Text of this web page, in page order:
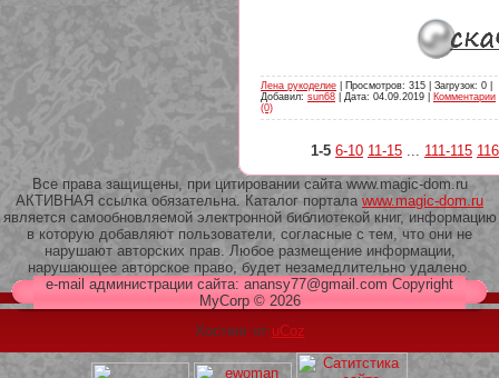
Лена рукоделие | Просмотров: 315 | Загрузок: 0 |
Добавил: sun68 | Дата: 04.09.2019
Комментарии
(0)
1-5 6-10 11-15 ... 111-115
Все права защищены, при цитировании сайта www.magic-dom.ru
АКТИВНАЯ ссылка обязательна. Каталог портала www.magic-dom.ru
является самообновляемой электронной библиотекой книг, информацию
в которую добавляют пользователи, согласные с тем, что они не
нарушают авторских прав. Любое размещение информации,
нарушающее авторское право, будет незамедлительно удалено.
e-mail администрации сайта: anansy77@gmail.com Copyright
MyCorp © 2026
Хостинг от uCoz